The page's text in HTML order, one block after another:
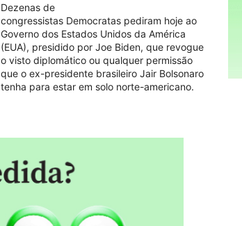
Dezenas de
congressistas Democratas pediram hoje ao
Governo dos Estados Unidos da América
(EUA), presidido por Joe Biden, que revogue
o visto diplomático ou qualquer permissão
que o ex-presidente brasileiro Jair Bolsonaro
tenha para estar em solo norte-americano.